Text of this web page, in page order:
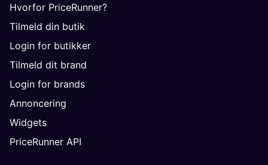
Hvorfor PriceRunner?
Tilmeld din butik
Login for butikker
Tilmeld dit brand
Login for brands
Annoncering
Widgets
PriceRunner API